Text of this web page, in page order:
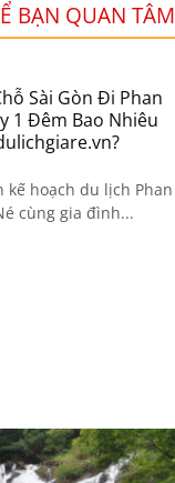
BẠN QUAN TÂM
Sài Gòn Đi Phan
1 Đêm Bao Nhiêu
kế hoạch du lịch Phan
cùng gia đình...